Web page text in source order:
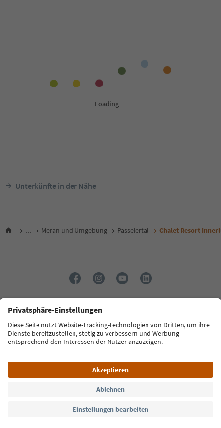
Unterkünfte in der Nähe
... Meran und Umgebung Passeiertal Chalet Resort
Sprache: Deutsch
FAQ Kontakt Presse MICE Datenschutzerklärung
Zugänglichkeitserklärung